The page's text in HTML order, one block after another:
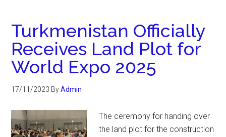
Turkmenistan Officially
Receives Land Plot for
World Expo 2025
17/11/2023 ByAdmin
The ceremony for handing over
the land plot for the construction